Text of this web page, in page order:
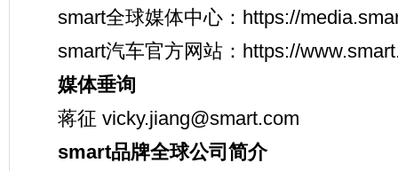
smart全球媒体中心：https://
smart汽车官方网站：https://
媒体垂询
蒋征 vicky.jiang@smart.com
smart品牌全球公司简介